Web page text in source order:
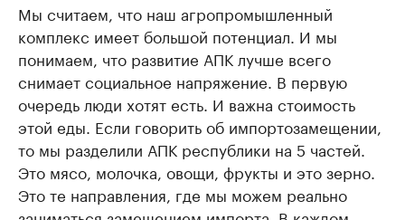
Мы считаем, что наш агропромышленный
комплекс имеет большой потенциал. И мы
понимаем, что развитие АПК лучше всего
снимает социальное напряжение. В первую
очередь люди хотят есть. И важна стоимость
этой еды. Если говорить об импортозамещении,
то мы разделили АПК республики на 5 частей.
Это мясо, молочка, овощи, фрукты и это зерно.
Это те направления, где мы можем реально